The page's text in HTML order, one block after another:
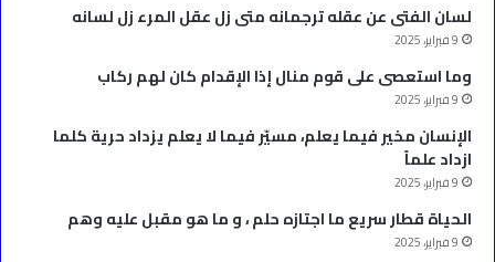
لسان الفتى عن عقله ترجمانه متى زل عقل المرء زل لسانه
9 فبراير، 2025
وما استعصى على قوم منال إذا الإقدام كان لهم ركاب
9 فبراير، 2025
الإنسان مخير فيما يعلم، مسيّر فيما لا يعلم يزداد حرية كلما
ازداد علماً
9 فبراير، 2025
الحياة قطار سريع ما اجتازه حلم ، و ما هو مقبل عليه وهم
9 فبراير، 2025